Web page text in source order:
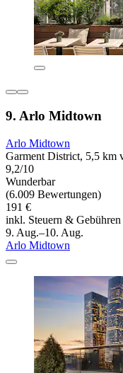
9. Arlo Midtown
Arlo Midtown
Garment District, 5,5 km
9,2/10
Wunderbar
(6.009 Bewertungen)
191 €
inkl. Steuern & Gebühren
9. Aug.–10. Aug.
Arlo Midtown